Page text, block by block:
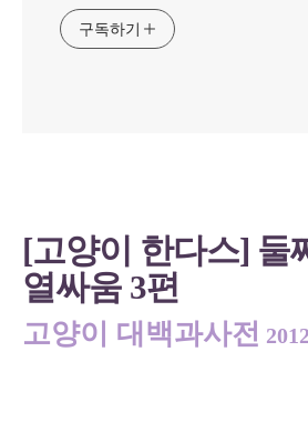
구독하기
[고양이 한다스] 둘
열싸움 3편
고양이 대백과사전